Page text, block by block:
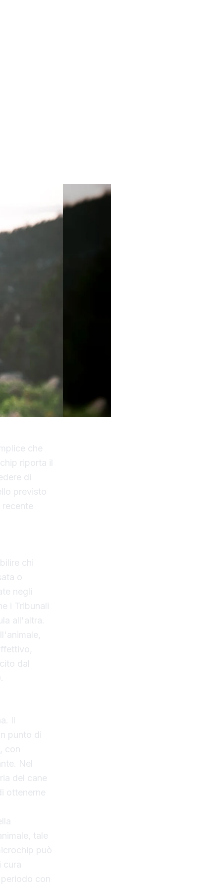
che
riporta il
di
previsto
chi
o
negli
i Tribunali
all'altra.
dal
Il
punto di
con
Nel
del cane
ottenerne
tale
può
cura
con